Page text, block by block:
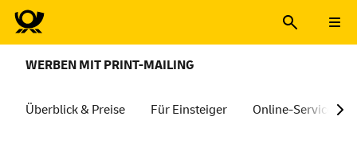
WERBEN MIT PRINT-MAILING
Überblick & Preise Für Einsteiger Online-Services